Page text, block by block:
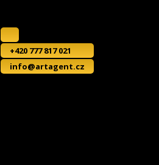
+420 777 817 021
info@artagent.cz